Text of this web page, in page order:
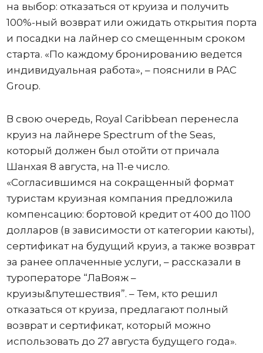
на выбор: отказаться от круиза и получить
100%-ный возврат или ожидать открытия порта
и посадки на лайнер со смещенным сроком
старта. «По каждому бронированию ведется
индивидуальная работа», – пояснили в PAC
Group.
В свою очередь, Royal Caribbean перенесла
круиз на лайнере Spectrum of the Seas,
который должен был отойти от причала
Шанхая 8 августа, на 11-е число.
«Согласившимся на сокращенный формат
туристам круизная компания предложила
компенсацию: бортовой кредит от 400 до 1100
долларов (в зависимости от категории каюты),
сертификат на будущий круиз, а также возврат
за ранее оплаченные услуги, – рассказали в
туроператоре “ЛаВояж –
круизы&путешествия”. – Тем, кто решил
отказаться от круиза, предлагают полный
возврат и сертификат, который можно
использовать до 27 августа будущего года».